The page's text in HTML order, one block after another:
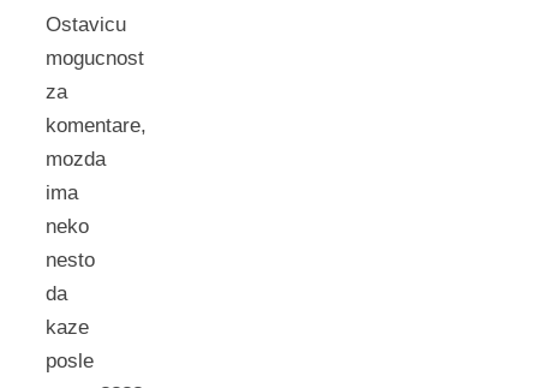
Ostavicu
mogucnost
za
komentare,
mozda
ima
neko
nesto
da
kaze
posle